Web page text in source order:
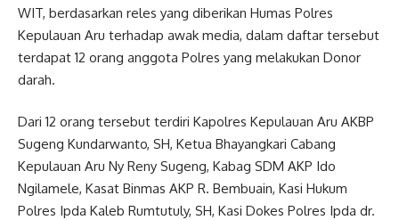
WIT, berdasarkan reles yang diberikan Humas Polres
Kepulauan Aru terhadap awak media, dalam daftar tersebut
terdapat 12 orang anggota Polres yang melakukan Donor
darah.
Dari 12 orang tersebut terdiri Kapolres Kepulauan Aru AKBP
Sugeng Kundarwanto, SH, Ketua Bhayangkari Cabang
Kepulauan Aru Ny Reny Sugeng, Kabag SDM AKP Ido
Ngilamele, Kasat Binmas AKP R. Bembuain, Kasi Hukum
Polres Ipda Kaleb Rumtutuly, SH, Kasi Dokes Polres Ipda dr.